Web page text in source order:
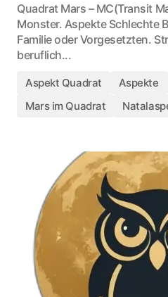
Quadrat Mars – MC(Transit
Monster. Aspekte Schlechte
Familie oder Vorgesetzten.
beruflich...
Aspekt Quadrat Aspekte
Mars im Quadrat